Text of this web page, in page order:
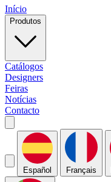
Início
Produtos
Catálogos
Designers
Feiras
Notícias
Contacto
Español Français